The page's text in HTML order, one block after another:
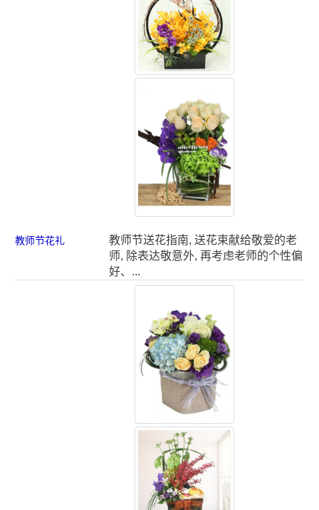
教师节花礼
教师节送花指南, 送花束献给敬爱的老
师, 除表达敬意外, 再考虑老师的个性偏
好、...